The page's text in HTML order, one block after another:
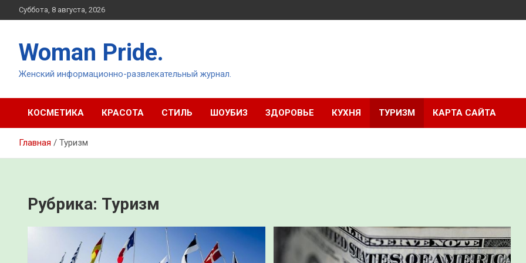
Перейти
к
Суббота, 8 августа, 2026
Woman Pride.
Женский информационно-развлекательный журнал.
КОСМЕТИКА КРАСОТА СТИЛЬ ШОУБИЗ ЗДОРОВЬЕ КУХНЯ ТУРИЗМ КАРТА САЙТА
Главная Туризм
Рубрика: Туризм